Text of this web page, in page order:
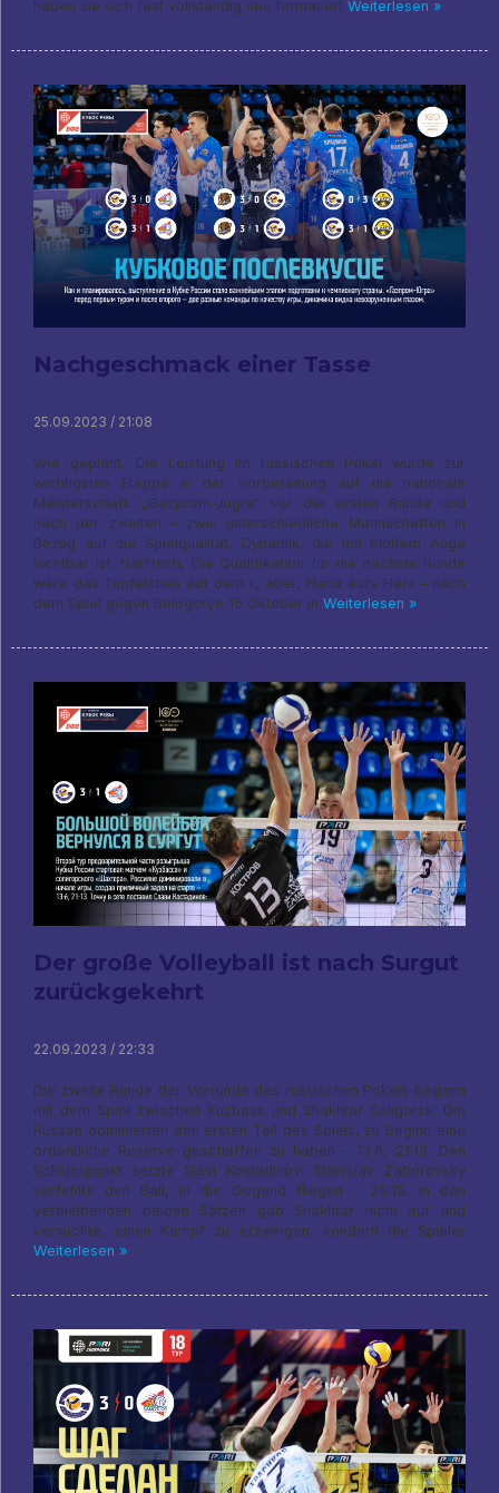
haben sie sich fast vollständig neu formatiert Weiterlesen »
Nachgeschmack einer Tasse
25.09.2023 / 21:08
Wie geplant, Die Leistung im russischen Pokal wurde zur
wichtigsten Etappe in der Vorbereitung auf die nationale
Meisterschaft. „Gazprom-Jugra“ vor der ersten Runde und
nach der zweiten – zwei unterschiedliche Mannschaften in
Bezug auf die Spielqualität, Dynamik, die mit bloßem Auge
sichtbar ist. Nat?rlich, Die Qualifikation für die nächste Runde
wäre das Tüpfelchen auf dem i., aber, Hand aufs Herz – nach
dem Spiel gegen Belogorye 15 Oktober in Weiterlesen »
Der große Volleyball ist nach Surgut
zurückgekehrt
22.09.2023 / 22:33
Die zweite Runde der Vorrunde des russischen Pokals begann
mit dem Spiel zwischen Kuzbass und Shakhtar Soligorsk. Die
Russen dominierten den ersten Teil des Spiels, zu Beginn eine
ordentliche Reserve geschaffen zu haben - 13:6, 21:13. Den
Schlusspunkt setzte Slavi Kostadinov: Stanislav Zaborovsky
verfehlte den Ball, in die Gegend fliegen - 25:15. In den
verbleibenden beiden Sätzen gab Shakhtar nicht auf und
versuchte, einen Kampf zu erzwingen, sondern die Spieler
Weiterlesen »